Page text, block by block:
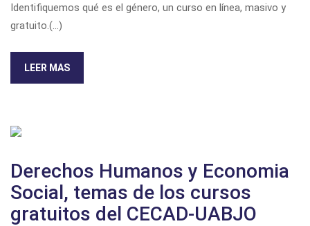
Identifiquemos qué es el género, un curso en línea, masivo y
gratuito.(...)
LEER MAS
Derechos Humanos y Economia
Social, temas de los cursos
gratuitos del CECAD-UABJO